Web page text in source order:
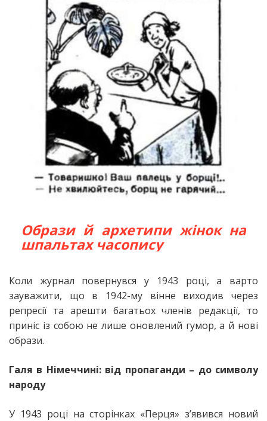
Образи й архетипи жінок на
шпальтах часопису
Коли журнал повернувся у 1943 році, а варто
зауважити, що в 1942-му вінне виходив через
репресії та арешти багатьох членів редакції, то
приніс із собою не лише оновлений гумор, а й нові
образи.
Галя в Німеччині: від пропаганди – до символу
народу
У 1943 році на сторінках «Перця» з’явився новий